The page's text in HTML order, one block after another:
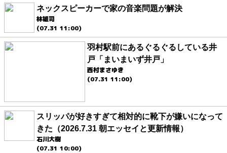
ネックスピーカーで家の音楽問題が解決
林雄司
(07.31 11:00)
羽村駅前にあるぐるぐるしている井
戸「まいまいず井戸」
西村まさゆき
(07.31 11:00)
スリッパが好きすぎて相対的に靴下が嫌いになって
きた（2026.7.31 朝エッセイと更新情報）
石川大樹
(07.31 10:00)